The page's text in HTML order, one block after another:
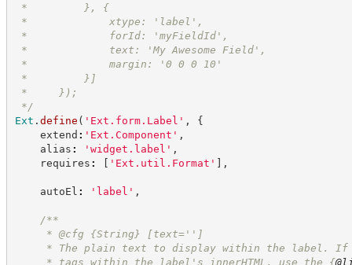
*         }, {
*             xtype: 'label',
*             forId: 'myFieldId',
*             text: 'My Awesome Field',
*             margin: '0 0 0 10'
*         }]
*     });
*/
Ext . define ( ' Ext.form.Label ' ,
{
extend : ' Ext.Component ' ,
alias : ' widget.label ' ,
requires : [ ' Ext.util.Format ' ] ,
autoEl : ' label ' ,
/**
* @cfg {String}
[text='']
* The plain text to display within the label. If
* tags within the label's innerHTML, use the {